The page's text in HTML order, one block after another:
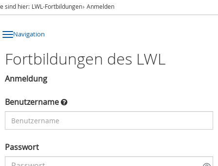
sind hier: LWL-Fortbildungen Anmelden
Navigation
Fortbildungen des LWL
Anmeldung
Benutzername
Passwort